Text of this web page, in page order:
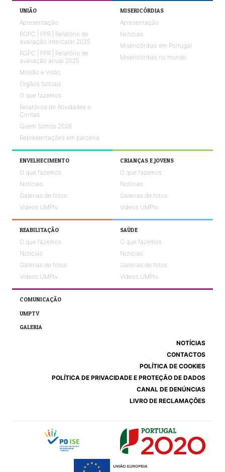
UNIÃO
Apresentação
RGPC | PPR | Relatório de
avaliação intercalar 2025
RGPC | PPR | Relatório de
avaliação anual 2025
Missão e Visão
Órgãos Sociais
O que fazemos
Relatórios de Atividades e
Contas
Quem Somos 2026
Representações em parceria
MISERICÓRDIAS
Apresentação
Notícias
Misericórdias em Portugal
Misericórdias no mundo
ENVELHECIMENTO
O que fazemos
Notícias
Galerias de fotos
Vídeos UMPtv
CRIANÇAS E JOVENS
O que fazemos
Notícias
Galerias de fotos
Vídeos UMPtv
REABILITAÇÃO
O que fazemos
Notícias
Galerias de fotos
Vídeos UMPtv
SAÚDE
O que fazemos
Notícias
Galerias de fotos
Vídeos UMPtv
COMUNICAÇÃO
UMPTV
GALERIA
NOTÍCIAS
CONTACTOS
POLÍTICA DE COOKIES
POLÍTICA DE PRIVACIDADE E PROTEÇÃO DE DADOS
CANAL DE DENÚNCIAS
LIVRO DE RECLAMAÇÕES